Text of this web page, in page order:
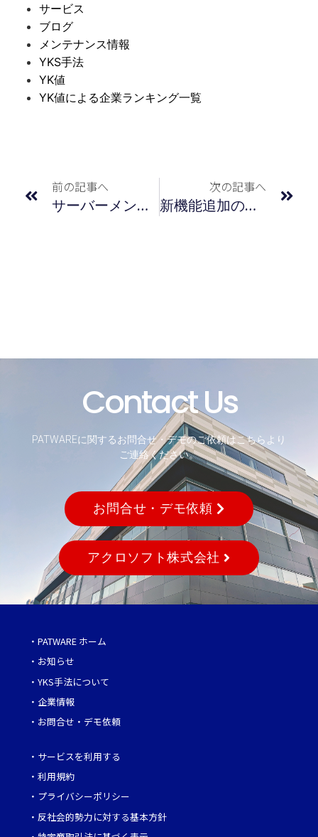
サービス
ブログ
メンテナンス情報
YKS手法
YK値
YK値による企業ランキング一覧
前の記事へ
サーバーメンテナンスに伴う新規会員登録一時停止のご案内
次の記事へ
新機能追加のご案内（2022年7月6日リリース）
Contact Us
PATWAREに関するお問合せ・デモのご依頼はこちらより
ご連絡ください。
お問合せ・デモ依頼
アクロソフト株式会社
・ PATWARE ホーム
・ お知らせ
・ YKS手法について
・ 企業情報
・ お問合せ・デモ依頼
・ サービスを利用する
・ 利用規約
・ プライバシーポリシー
・ 反社会的勢力に対する基本方針